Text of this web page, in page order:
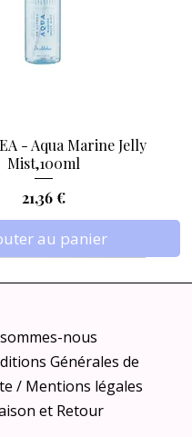
- Aqua Marine Jelly
Mist,100ml
Prix
21,36 €
au panier
nous
Générales de
/ Mentions légales
et Retour